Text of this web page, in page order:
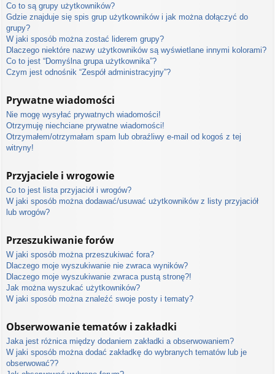
Co to są grupy użytkowników?
Gdzie znajduje się spis grup użytkowników i jak można dołączyć do
grupy?
W jaki sposób można zostać liderem grupy?
Dlaczego niektóre nazwy użytkowników są wyświetlane innymi kolorami?
Co to jest “Domyślna grupa użytkownika”?
Czym jest odnośnik “Zespół administracyjny”?
Prywatne wiadomości
Nie mogę wysyłać prywatnych wiadomości!
Otrzymuję niechciane prywatne wiadomości!
Otrzymałem/otrzymałam spam lub obraźliwy e-mail od kogoś z tej
witryny!
Przyjaciele i wrogowie
Co to jest lista przyjaciół i wrogów?
W jaki sposób można dodawać/usuwać użytkowników z listy przyjaciół
lub wrogów?
Przeszukiwanie forów
W jaki sposób można przeszukiwać fora?
Dlaczego moje wyszukiwanie nie zwraca wyników?
Dlaczego moje wyszukiwanie zwraca pustą stronę?!
Jak można wyszukać użytkowników?
W jaki sposób można znaleźć swoje posty i tematy?
Obserwowanie tematów i zakładki
Jaka jest różnica między dodaniem zakładki a obserwowaniem?
W jaki sposób można dodać zakładkę do wybranych tematów lub je
obserwować??